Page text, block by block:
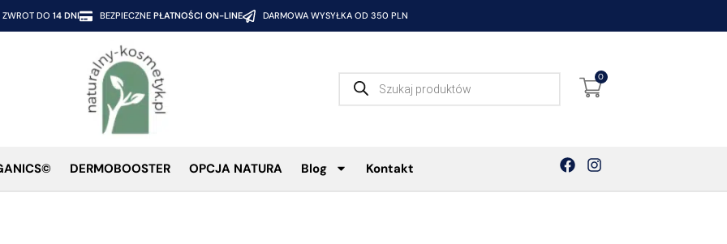
ZWROT DO 14 DNI BEZPIECZNE PŁATNOŚCI ON-LINE DARMOWA WYSYŁKA OD 350 PLN
0
DERMOBOOSTER OPCJA NATURA Blog Kontakt